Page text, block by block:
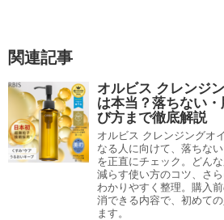
関連記事
オルビス クレンジ
は本当？落ちない
び方まで徹底解説
オルビス クレンジングオ
なる人に向けて、落ちな
を正直にチェック。どん
減らす使い方のコツ、さ
わかりやすく整理。購入
消できる内容で、初めて
ます。